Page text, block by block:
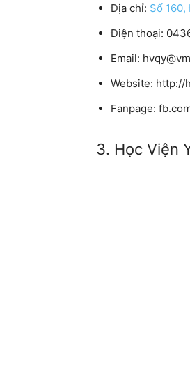
Địa chỉ: Số
Điện thoại:
Email:
Website: http://
Fanpage:
3. Học Viện